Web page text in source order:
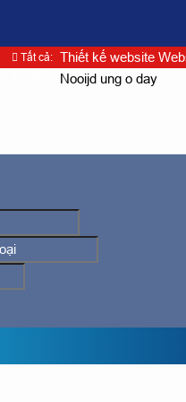
Tất cả: Thiết kế website
Nooijd ung o day